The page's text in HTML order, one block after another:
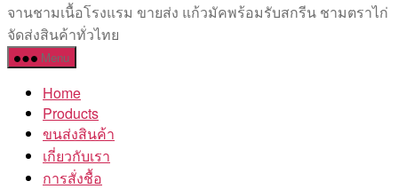
เซรามิค
ครบ
ครัน
โรงงาน
จานชามเนื้อโรงแรม ขายส่ง แก้วมัคพร้อมรับสกรีน ชามตราไก่
จัดส่งสินค้าทั่วไทย
Menu
Home
Products
ขนส่งสินค้า
เกี่ยวกับเรา
การสั่งชื้อ